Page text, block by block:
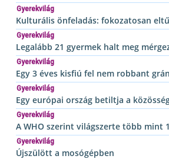
Gyerekvilág
Kulturális önfeladás: fokozatosan
Gyerekvilág
Legalább 21 gyermek halt meg
Gyerekvilág
Egy 3 éves kisfiú fel nem robbant
Gyerekvilág
Egy európai ország betiltja a
Gyerekvilág
A WHO szerint világszerte több
Gyerekvilág
Újszülött a mosógépben